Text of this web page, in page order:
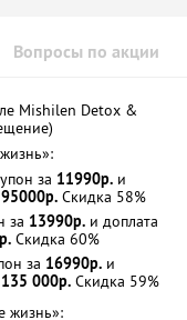
Вопросы по акции
Mishilen Detox &
за 11990р. и
Скидка 58%
за 13990р. и доплата
Скидка 60%
за 16990р. и
000р. Скидка 59%
жизнь»: